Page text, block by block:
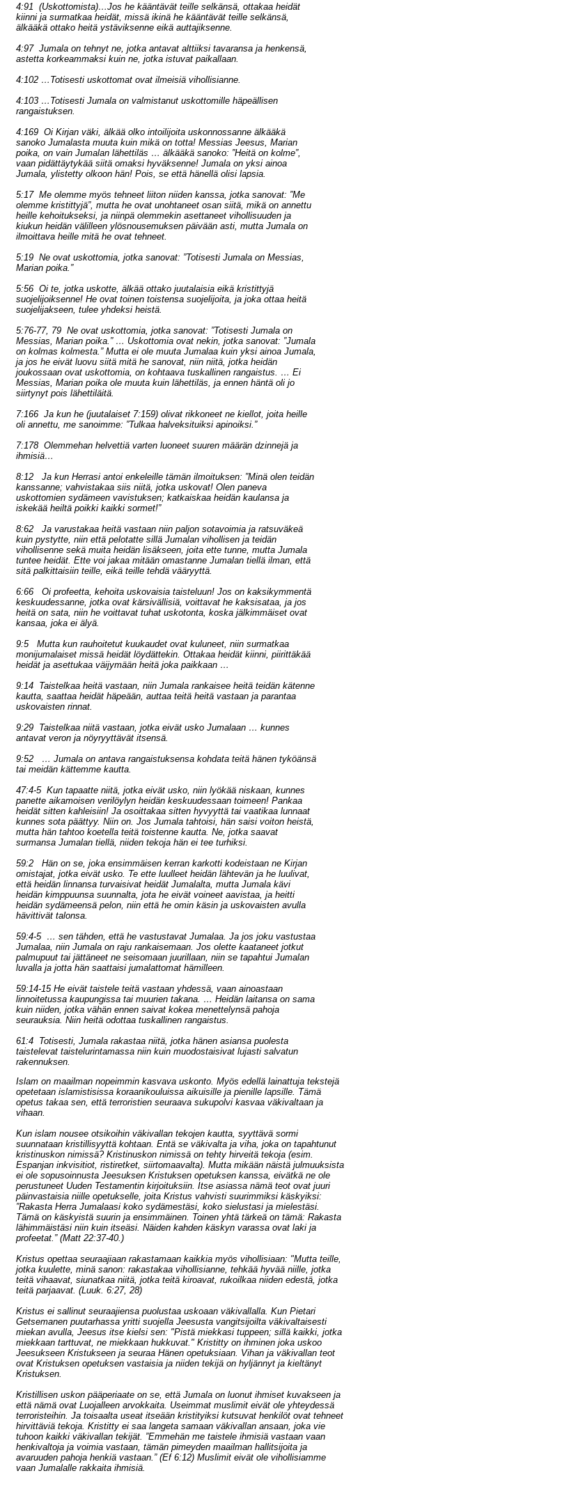
4:91 (Uskottomista)…Jos he kääntävät teille selkänsä, ottakaa heidät
kiinni ja surmatkaa heidät, missä ikinä he kääntävät teille selkänsä,
älkääkä ottako heitä ystäviksenne eikä auttajiksenne.
4:97 Jumala on tehnyt ne, jotka antavat alttiiksi tavaransa ja henkensä,
astetta korkeammaksi kuin ne, jotka istuvat paikallaan.
4:102 …Totisesti uskottomat ovat ilmeisiä vihollisianne.
4:103 …Totisesti Jumala on valmistanut uskottomille häpeällisen
rangaistuksen.
4:169 Oi Kirjan väki, älkää olko intoilijoita uskonnossanne älkääkä
sanoko Jumalasta muuta kuin mikä on totta! Messias Jeesus, Marian
poika, on vain Jumalan lähettiläs … älkääkä sanoko: ”Heitä on kolme”,
vaan pidättäytykää siitä omaksi hyväksenne! Jumala on yksi ainoa
Jumala, ylistetty olkoon hän! Pois, se että hänellä olisi lapsia.
5:17 Me olemme myös tehneet liiton niiden kanssa, jotka sanovat: ”Me
olemme kristittyjä”, mutta he ovat unohtaneet osan siitä, mikä on annettu
heille kehoitukseksi, ja niinpä olemmekin asettaneet vihollisuuden ja
kiukun heidän välilleen ylösnousemuksen päivään asti, mutta Jumala on
ilmoittava heille mitä he ovat tehneet.
5:19 Ne ovat uskottomia, jotka sanovat: ”Totisesti Jumala on Messias,
Marian poika.”
5:56 Oi te, jotka uskotte, älkää ottako juutalaisia eikä kristittyjä
suojelijoiksenne! He ovat toinen toistensa suojelijoita, ja joka ottaa heitä
suojelijakseen, tulee yhdeksi heistä.
5:76-77, 79 Ne ovat uskottomia, jotka sanovat: ”Totisesti Jumala on
Messias, Marian poika.” … Uskottomia ovat nekin, jotka sanovat: ”Jumala
on kolmas kolmesta.” Mutta ei ole muuta Jumalaa kuin yksi ainoa Jumala,
ja jos he eivät luovu siitä mitä he sanovat, niin niitä, jotka heidän
joukossaan ovat uskottomia, on kohtaava tuskallinen rangaistus. … Ei
Messias, Marian poika ole muuta kuin lähettiläs, ja ennen häntä oli jo
siirtynyt pois lähettiläitä.
7:166 Ja kun he (juutalaiset 7:159) olivat rikkoneet ne kiellot, joita heille
oli annettu, me sanoimme: ”Tulkaa halveksituiksi apinoiksi.”
7:178 Olemmehan helvettiä varten luoneet suuren määrän dzinnejä ja
ihmisiä…
8:12 Ja kun Herrasi antoi enkeleille tämän ilmoituksen: ”Minä olen teidän
kanssanne; vahvistakaa siis niitä, jotka uskovat! Olen paneva
uskottomien sydämeen vavistuksen; katkaiskaa heidän kaulansa ja
iskekää heiltä poikki kaikki sormet!”
8:62 Ja varustakaa heitä vastaan niin paljon sotavoimia ja ratsuväkeä
kuin pystytte, niin että pelotatte sillä Jumalan vihollisen ja teidän
vihollisenne sekä muita heidän lisäkseen, joita ette tunne, mutta Jumala
tuntee heidät. Ette voi jakaa mitään omastanne Jumalan tiellä ilman, että
sitä palkittaisiin teille, eikä teille tehdä vääryyttä.
6:66 Oi profeetta, kehoita uskovaisia taisteluun! Jos on kaksikymmentä
keskuudessanne, jotka ovat kärsivällisiä, voittavat he kaksisataa, ja jos
heitä on sata, niin he voittavat tuhat uskotonta, koska jälkimmäiset ovat
kansaa, joka ei älyä.
9:5 Mutta kun rauhoitetut kuukaudet ovat kuluneet, niin surmatkaa
monijumalaiset missä heidät löydättekin. Ottakaa heidät kiinni, piirittäkää
heidät ja asettukaa väijymään heitä joka paikkaan …
9:14 Taistelkaa heitä vastaan, niin Jumala rankaisee heitä teidän kätenne
kautta, saattaa heidät häpeään, auttaa teitä heitä vastaan ja parantaa
uskovaisten rinnat.
9:29 Taistelkaa niitä vastaan, jotka eivät usko Jumalaan … kunnes
antavat veron ja nöyryyttävät itsensä.
9:52 … Jumala on antava rangaistuksensa kohdata teitä hänen tyköänsä
tai meidän kättemme kautta.
47:4-5 Kun tapaatte niitä, jotka eivät usko, niin lyökää niskaan, kunnes
panette aikamoisen verilöylyn heidän keskuudessaan toimeen! Pankaa
heidät sitten kahleisiin! Ja osoittakaa sitten hyvyyttä tai vaatikaa lunnaat
kunnes sota päättyy. Niin on. Jos Jumala tahtoisi, hän saisi voiton heistä,
mutta hän tahtoo koetella teitä toistenne kautta. Ne, jotka saavat
surmansa Jumalan tiellä, niiden tekoja hän ei tee turhiksi.
59:2 Hän on se, joka ensimmäisen kerran karkotti kodeistaan ne Kirjan
omistajat, jotka eivät usko. Te ette luulleet heidän lähtevän ja he luulivat,
että heidän linnansa turvaisivat heidät Jumalalta, mutta Jumala kävi
heidän kimppuunsa suunnalta, jota he eivät voineet aavistaa, ja heitti
heidän sydämeensä pelon, niin että he omin käsin ja uskovaisten avulla
hävittivät talonsa.
59:4-5 … sen tähden, että he vastustavat Jumalaa. Ja jos joku vastustaa
Jumalaa, niin Jumala on raju rankaisemaan. Jos olette kaataneet jotkut
palmupuut tai jättäneet ne seisomaan juurillaan, niin se tapahtui Jumalan
luvalla ja jotta hän saattaisi jumalattomat hämilleen.
59:14-15 He eivät taistele teitä vastaan yhdessä, vaan ainoastaan
linnoitetussa kaupungissa tai muurien takana. … Heidän laitansa on sama
kuin niiden, jotka vähän ennen saivat kokea menettelynsä pahoja
seurauksia. Niin heitä odottaa tuskallinen rangaistus.
61:4 Totisesti, Jumala rakastaa niitä, jotka hänen asiansa puolesta
taistelevat taistelurintamassa niin kuin muodostaisivat lujasti salvatun
rakennuksen.
Islam on maailman nopeimmin kasvava uskonto. Myös edellä lainattuja tekstejä
opetetaan islamistisissa koraanikouluissa aikuisille ja pienille lapsille. Tämä
opetus takaa sen, että terroristien seuraava sukupolvi kasvaa väkivaltaan ja
vihaan.
Kun islam nousee otsikoihin väkivallan tekojen kautta, syyttävä sormi
suunnataan kristillisyyttä kohtaan. Entä se väkivalta ja viha, joka on tapahtunut
kristinuskon nimissä? Kristinuskon nimissä on tehty hirveitä tekoja (esim.
Espanjan inkvisitiot, ristiretket, siirtomaavalta). Mutta mikään näistä julmuuksista
ei ole sopusoinnusta Jeesuksen Kristuksen opetuksen kanssa, eivätkä ne ole
perustuneet Uuden Testamentin kirjoituksiin. Itse asiassa nämä teot ovat juuri
päinvastaisia niille opetukselle, joita Kristus vahvisti suurimmiksi käskyiksi:
”Rakasta Herra Jumalaasi koko sydämestäsi, koko sielustasi ja mielestäsi.
Tämä on käskyistä suurin ja ensimmäinen. Toinen yhtä tärkeä on tämä: Rakasta
lähimmäistäsi niin kuin itseäsi. Näiden kahden käskyn varassa ovat laki ja
profeetat.” (Matt 22:37-40.)
Kristus opettaa seuraajiaan rakastamaan kaikkia myös vihollisiaan: "Mutta teille,
jotka kuulette, minä sanon: rakastakaa vihollisianne, tehkää hyvää niille, jotka
teitä vihaavat, siunatkaa niitä, jotka teitä kiroavat, rukoilkaa niiden edestä, jotka
teitä parjaavat. (Luuk. 6:27, 28)
Kristus ei sallinut seuraajiensa puolustaa uskoaan väkivallalla. Kun Pietari
Getsemanen puutarhassa yritti suojella Jeesusta vangitsijoilta väkivaltaisesti
miekan avulla, Jeesus itse kielsi sen: "Pistä miekkasi tuppeen; sillä kaikki, jotka
miekkaan tarttuvat, ne miekkaan hukkuvat." Kristitty on ihminen joka uskoo
Jeesukseen Kristukseen ja seuraa Hänen opetuksiaan. Vihan ja väkivallan teot
ovat Kristuksen opetuksen vastaisia ja niiden tekijä on hyljännyt ja kieltänyt
Kristuksen.
Kristillisen uskon pääperiaate on se, että Jumala on luonut ihmiset kuvakseen ja
että nämä ovat Luojalleen arvokkaita. Useimmat muslimit eivät ole yhteydessä
terroristeihin. Ja toisaalta useat itseään kristityiksi kutsuvat henkilöt ovat tehneet
hirvittäviä tekoja. Kristitty ei saa langeta samaan väkivallan ansaan, joka vie
tuhoon kaikki väkivallan tekijät. ”Emmehän me taistele ihmisiä vastaan vaan
henkivaltoja ja voimia vastaan, tämän pimeyden maailman hallitsijoita ja
avaruuden pahoja henkiä vastaan.” (Ef 6:12) Muslimit eivät ole vihollisiamme
vaan Jumalalle rakkaita ihmisiä.